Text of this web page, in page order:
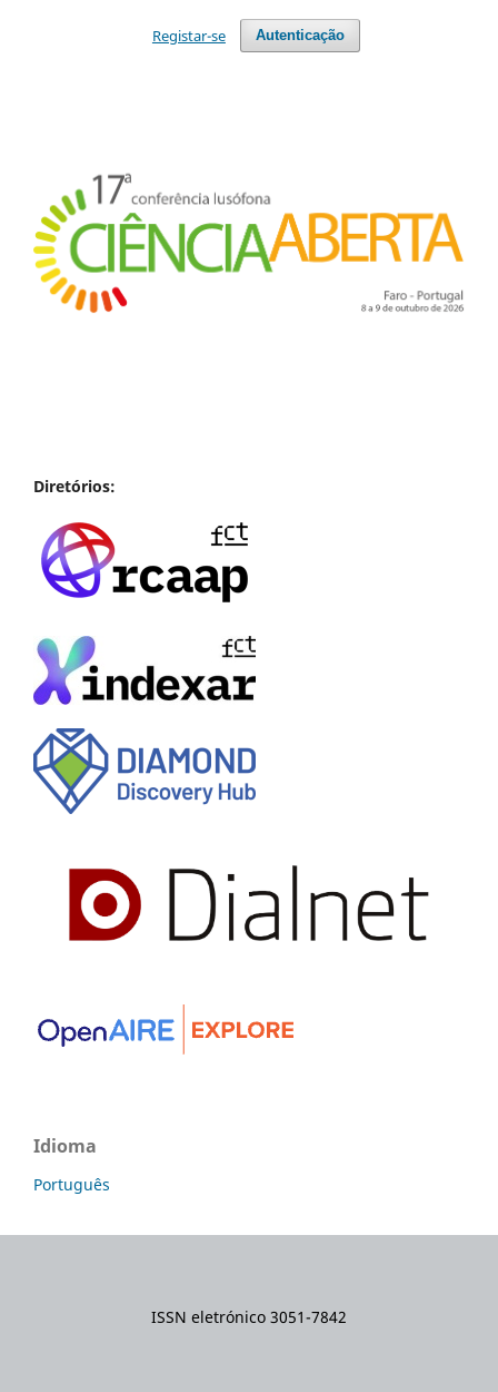
Autenticação
Registar-se
Diretórios:
Idioma
Português
ISSN eletrónico 3051-7842